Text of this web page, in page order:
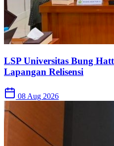
LSP Universitas Bung
Lapangan Relisensi
08 Aug 2026